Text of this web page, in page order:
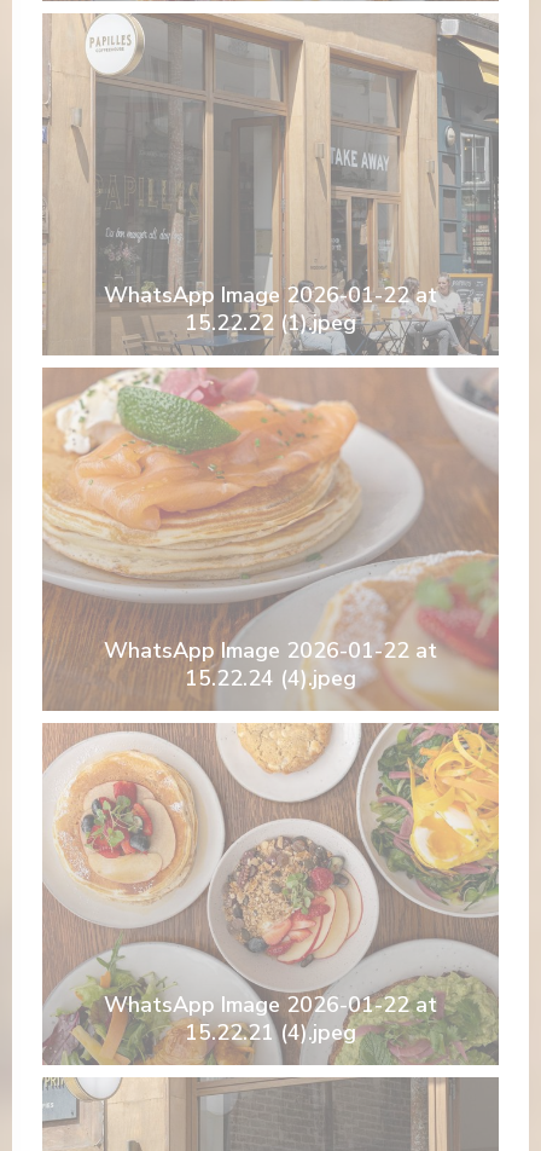
WhatsApp Image 2026-01-22 at
15.22.22 (1).jpeg
WhatsApp Image 2026-01-22 at
15.22.24 (4).jpeg
WhatsApp Image 2026-01-22 at
15.22.21 (4).jpeg